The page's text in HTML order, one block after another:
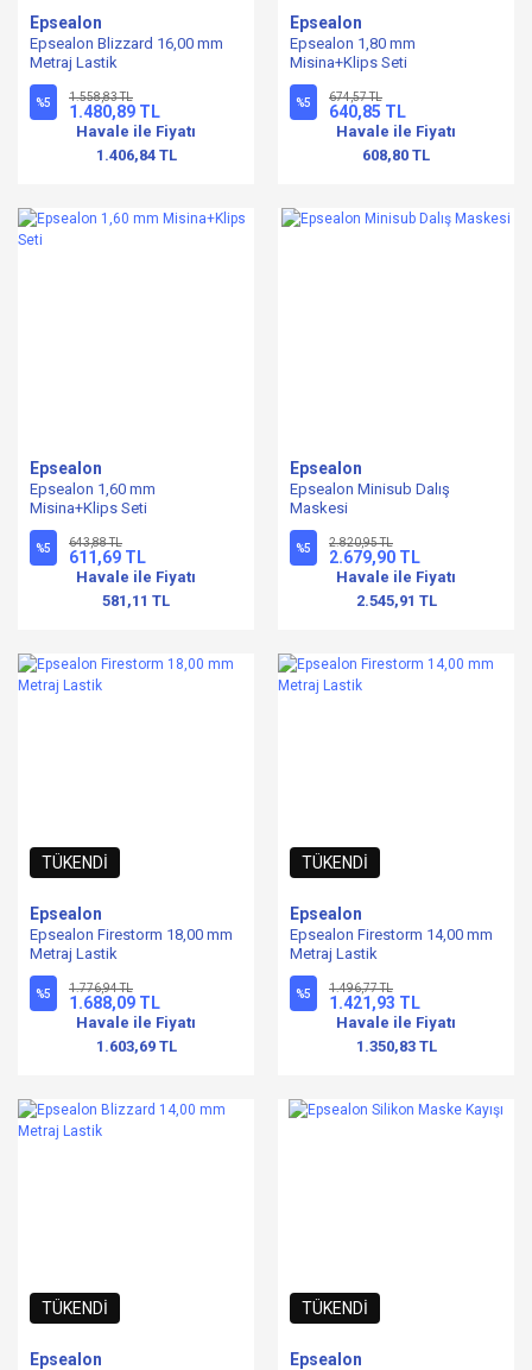
Epsealon
Epsealon Blizzard 16,00 mm
Metraj Lastik
%5 1.558,83 TL
1.480,89 TL
Havale ile Fiyatı
1.406,84 TL
Epsealon
Epsealon 1,80 mm
Misina+Klips Seti
%5 674,57 TL
640,85 TL
Havale ile Fiyatı
608,80 TL
Epsealon
Epsealon 1,60 mm
Misina+Klips Seti
%5 643,88 TL
611,69 TL
Havale ile Fiyatı
581,11 TL
Epsealon
Epsealon Minisub Dalış
Maskesi
%5 2.820,95 TL
2.679,90 TL
Havale ile Fiyatı
2.545,91 TL
TÜKENDİ
Epsealon
Epsealon Firestorm 18,00 mm
Metraj Lastik
%5 1.776,94 TL
1.688,09 TL
Havale ile Fiyatı
1.603,69 TL
TÜKENDİ
Epsealon
Epsealon Firestorm 14,00 mm
Metraj Lastik
%5 1.496,77 TL
1.421,93 TL
Havale ile Fiyatı
1.350,83 TL
TÜKENDİ
Epsealon
TÜKENDİ
Epsealon